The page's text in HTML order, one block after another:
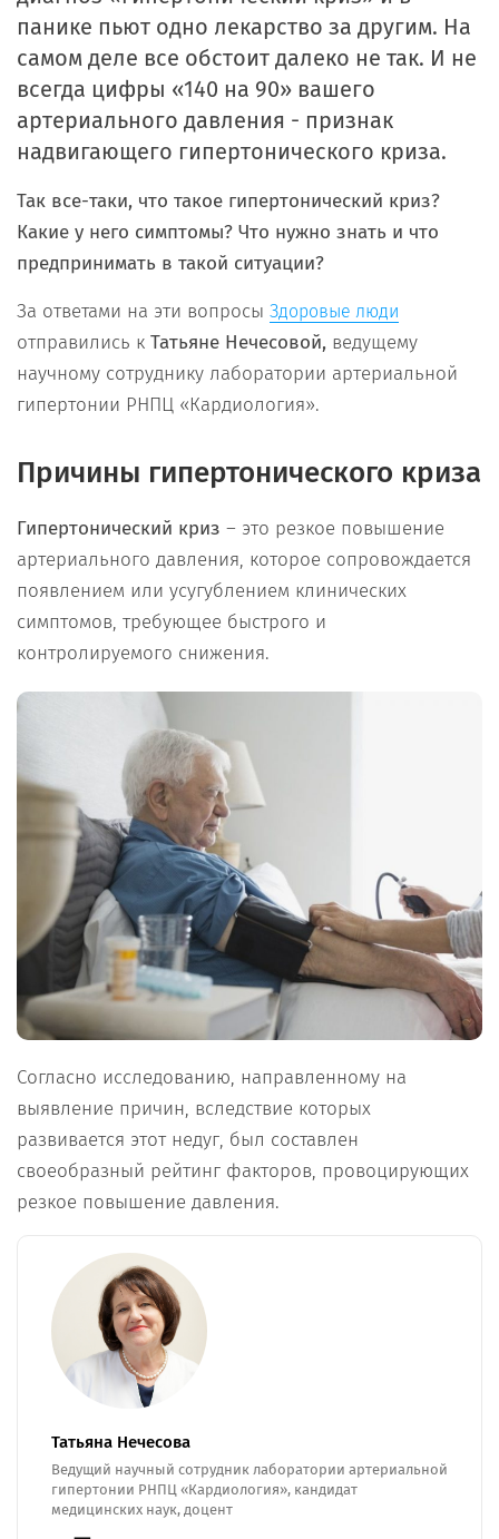
панике пьют одно лекарство за другим. На
самом деле все обстоит далеко не так. И не
всегда цифры «140 на 90» вашего
артериального давления - признак
надвигающего гипертонического криза.
Так все-таки, что такое гипертонический криз?
Какие у него симптомы? Что нужно знать и что
предпринимать в такой ситуации?
За ответами на эти вопросы Здоровые люди
отправились к Татьяне Нечесовой, ведущему
научному сотруднику лаборатории артериальной
гипертонии РНПЦ «Кардиология».
Причины гипертонического криза
Гипертонический криз – это резкое повышение
артериального давления, которое сопровождается
появлением или усугублением клинических
симптомов, требующее быстрого и
контролируемого снижения.
Согласно исследованию, направленному на
выявление причин, вследствие которых
развивается этот недуг, был составлен
своеобразный рейтинг факторов, провоцирующих
резкое повышение давления.
Татьяна Нечесова
Ведущий научный сотрудник лаборатории артериальной
гипертонии РНПЦ «Кардиология», кандидат
медицинских наук, доцент